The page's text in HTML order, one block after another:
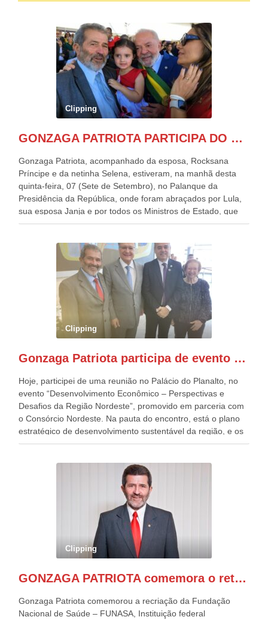
Clipping
GONZAGA PATRIOTA PARTICIPA DO DESFILE DA INDEPENDÊNCIA NO PALANQUE DA PRESIDÊNCIA DA REPÚBLICA E É ABRAÇADO POR LULA E POR GERALDO ALCKMIN.
Gonzaga Patriota, acompanhado da esposa, Rocksana
Príncipe e da netinha Selena, estiveram, na manhã desta
quinta-feira, 07 (Sete de Setembro), no Palanque da
Presidência da República, onde foram abraçados por Lula,
sua esposa Janja e por todos os Ministros de Estado, que
estavam presentes, nos Desfiles da Independência da
outros desfiles, na Esplanada dos Ministérios, disse ter sido
o deste ano, o maior e o mais organizado de todos. “Há
quatro décadas, como Patriota até no nome, participo
anualmente dos desfiles de Sete de Setembro, na
Esplanada dos Ministérios, em Brasília. Este ano, o governo
preparou espaços com cadeiras e coberturas, para 30.000
pessoas, só que o número de Patriotas Brasileiros
Independentes, dobrou na Esplanada. Eu, Lula e os
Patriota.
Clipping
Gonzaga Patriota participa de evento em prol do desenvolvimento do Nordeste
Hoje, participei de uma reunião no Palácio do Planalto, no
evento “Desenvolvimento Econômico – Perspectivas e
Desafios da Região Nordeste”, promovido em parceria com
o Consórcio Nordeste. Na pauta do encontro, está o plano
estratégico de desenvolvimento sustentável da região, e os
desafios para a elaboração de políticas públicas, que
evento contou com a presença do Vice-presidente Geraldo
Alckmin, que também ocupa o Ministério do
Desenvolvimento, Indústria, Comércio e Serviços, o ex
governador de Pernambuco, agora Presidente do Banco do
Nordeste, Paulo Câmara, o ex Deputado Federal, e
atualmente Superintendente da SUDENE, Danilo Cabral, da
Governadora de Pernambuco, Raquel Lyra, os ministros da
Casa Civil, Rui Costa, e da Integração e do Desenvolvimento
de todo Nordeste que também ajudam a fomentar o
Clipping
GONZAGA PATRIOTA comemora o retorno da FUNASA
Gonzaga Patriota comemorou a recriação da Fundação
Nacional de Saúde – FUNASA, Instituição federal